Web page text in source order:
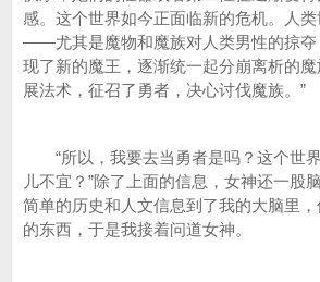
感。这个世界如今正面临新的危机。人
——尤其是魔物和魔族对人类男性的掠夺
现了新的魔王，逐渐统一起分崩离析的
展法术，征召了勇者，决心讨伐魔族。”
“所以，我要去当勇者是吗？这个世
儿不宜？”除了上面的信息，女神还一股
简单的历史和人文信息到了我的大脑里
的东西，于是我接着问道女神。